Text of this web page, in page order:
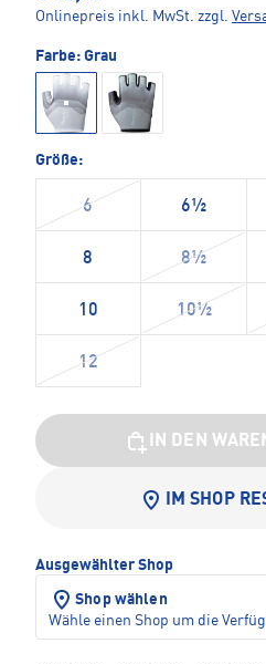
Onlinepreis inkl. MwSt. zzgl.
Farbe: Grau
Größe:
6 6½
8 8½
10 10½
12
IN DEN
IM SHOP
Ausgewählter Shop
Shop wählen
Wähle einen Shop um die